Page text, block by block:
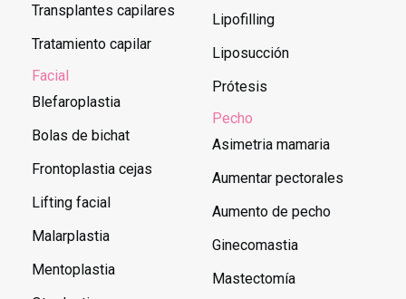
Transplantes capilares
Tratamiento capilar
Facial
Blefaroplastia
Bolas de bichat
Frontoplastia cejas
Lifting facial
Malarplastia
Mentoplastia
Lipofilling
Liposucción
Prótesis
Pecho
Asimetria mamaria
Aumentar pectorales
Aumento de pecho
Ginecomastia
Mastectomía